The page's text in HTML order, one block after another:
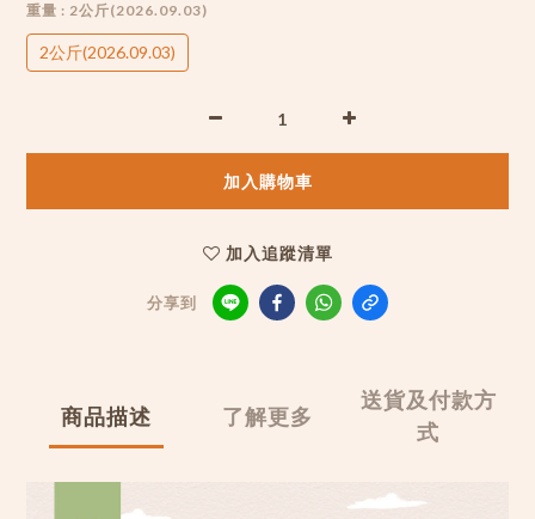
重量 : 2公斤(2026.09.03)
2公斤(2026.09.03)
加入購物車
加入追蹤清單
分享到
商品描述 了解更多
送貨及付款方
式